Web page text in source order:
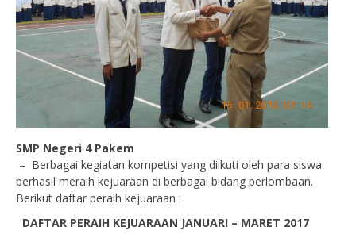
SMP Negeri 4 Pakem
– Berbagai kegiatan kompetisi yang diikuti oleh para siswa
berhasil meraih kejuaraan di berbagai bidang perlombaan.
Berikut daftar peraih kejuaraan :
DAFTAR PERAIH KEJUARAAN JANUARI – MARET 2017